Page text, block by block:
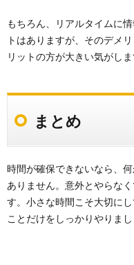
もちろん、リアルタイムに
トはありますが、そのデメ
リットの方が大きい気がしま
まとめ
時間が確保できないなら、
ありません。意外とやらな
す。小さな時間こそ大切に
ことだけをしっかりやりまし